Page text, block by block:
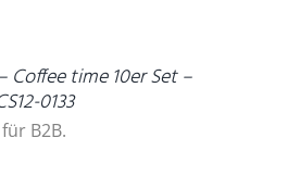
Coffee time 10er Set –
0133
B2B.